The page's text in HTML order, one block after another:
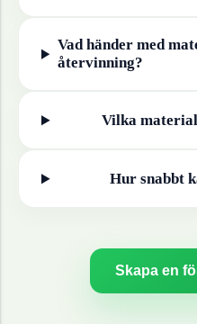
Vad händer med
återvinning?
Vilka
Hur snabbt
Skapa en